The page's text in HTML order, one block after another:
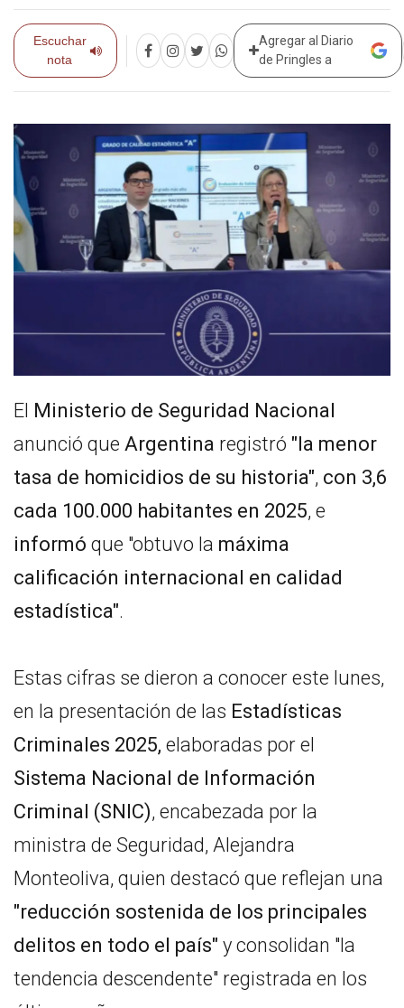
Escuchar
nota
Agregar al Diario
de Pringles a
El Ministerio de Seguridad Nacional
anunció que Argentina registró "la menor
tasa de homicidios de su historia", con 3,6
cada 100.000 habitantes en 2025, e
informó que "obtuvo la máxima
calificación internacional en calidad
estadística".
Estas cifras se dieron a conocer este lunes,
en la presentación de las Estadísticas
Criminales 2025, elaboradas por el
Sistema Nacional de Información
Criminal (SNIC), encabezada por la
ministra de Seguridad, Alejandra
Monteoliva, quien destacó que reflejan una
"reducción sostenida de los principales
delitos en todo el país" y consolidan "la
tendencia descendente" registrada en los